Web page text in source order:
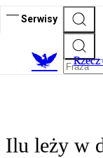
Serwisy
R
Ilu leży w